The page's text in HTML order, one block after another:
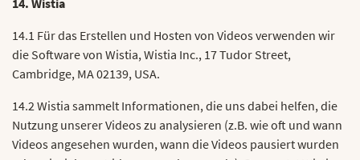
14. Wistia
14.1 Für das Erstellen und Hosten von Videos verwenden wir
die Software von Wistia, Wistia Inc., 17 Tudor Street,
Cambridge, MA 02139, USA.
14.2 Wistia sammelt Informationen, die uns dabei helfen, die
Nutzung unserer Videos zu analysieren (z.B. wie oft und wann
Videos angesehen wurden, wann die Videos pausiert wurden